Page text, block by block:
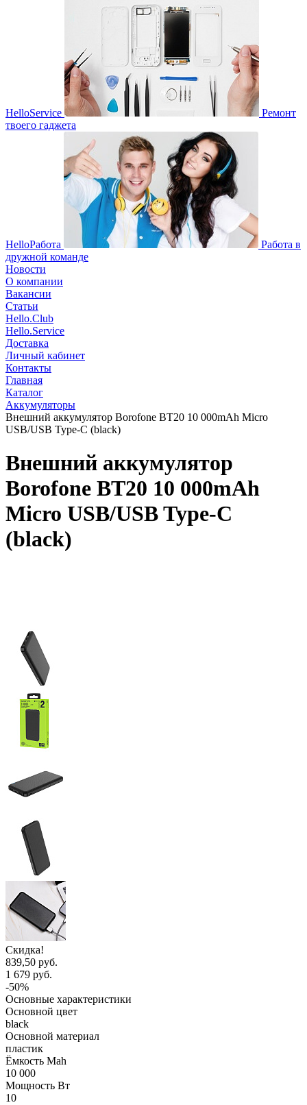
HelloService
Ремонт
твоего гаджета
HelloРабота
Работа в
дружной команде
Новости
О компании
Вакансии
Статьи
Hello.Club
Hello.Service
Доставка
Личный кабинет
Контакты
Главная
Каталог
Аккумуляторы
Внешний аккумулятор Borofone BT20 10 000mAh Micro
USB/USB Type-C (black)
Внешний аккумулятор
Borofone BT20 10 000mAh
Micro USB/USB Type-C
(black)
Скидка!
839,50 руб.
1 679 руб.
-50%
Основные характеристики
Основной цвет
black
Основной материал
пластик
Ёмкость Mah
10 000
Мощность Вт
10